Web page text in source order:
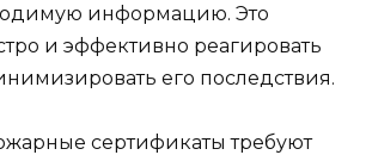
информацию. Это
и эффективно реагировать
его последствия.
сертификаты требуют